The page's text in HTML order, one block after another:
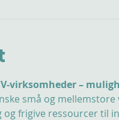
virksomheder –
små og mellemstore
frigive ressourcer til